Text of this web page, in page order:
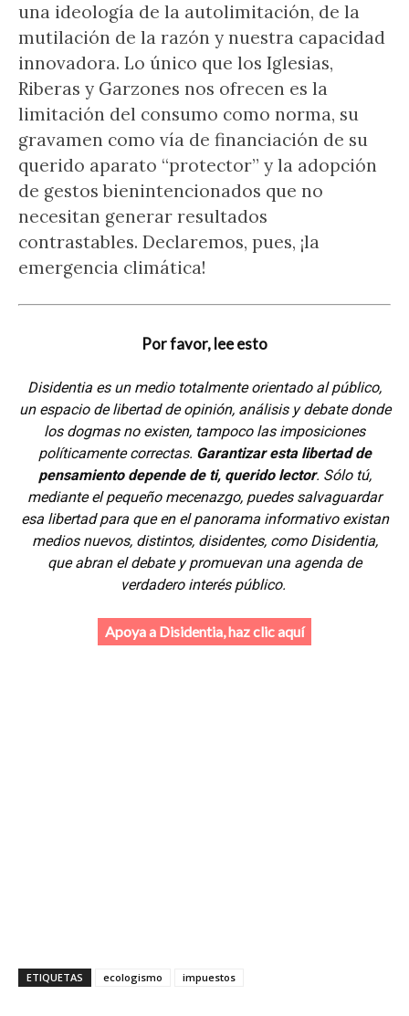
una ideología de la autolimitación, de la
mutilación de la razón y nuestra capacidad
innovadora. Lo único que los Iglesias,
Riberas y Garzones nos ofrecen es la
limitación del consumo como norma, su
gravamen como vía de financiación de su
querido aparato “protector” y la adopción
de gestos bienintencionados que no
necesitan generar resultados
contrastables. Declaremos, pues, ¡la
emergencia climática!
Por favor, lee esto
Disidentia es un medio totalmente orientado al público,
un espacio de libertad de opinión, análisis y debate donde
los dogmas no existen, tampoco las imposiciones
políticamente correctas. Garantizar esta libertad de
pensamiento depende de ti, querido lector. Sólo tú,
mediante el pequeño mecenazgo, puedes salvaguardar
esa libertad para que en el panorama informativo existan
medios nuevos, distintos, disidentes, como Disidentia,
que abran el debate y promuevan una agenda de
verdadero interés público.
Apoya a Disidentia, haz clic aquí
ETIQUETAS ecologismo impuestos